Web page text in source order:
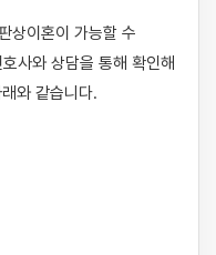
상이혼이 가능할 수
사와 상담을 통해 확인해
와 같습니다.